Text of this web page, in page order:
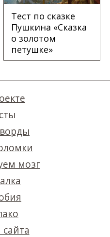
Тест по сказке
Пушкина «Сказка
о золотом
петушке»
мозг
сайта